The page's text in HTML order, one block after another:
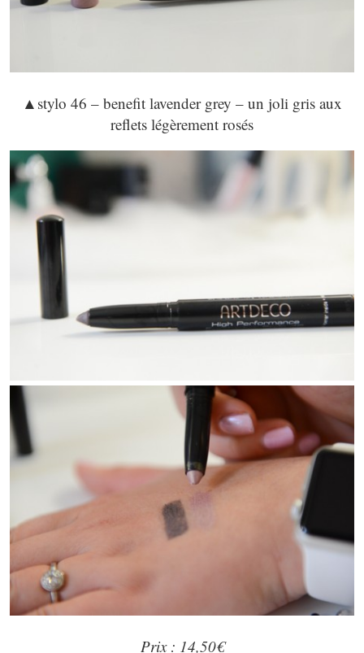
▲ stylo 46 – benefit lavender grey – un joli gris aux
reflets légèrement rosés
Prix : 14,50€